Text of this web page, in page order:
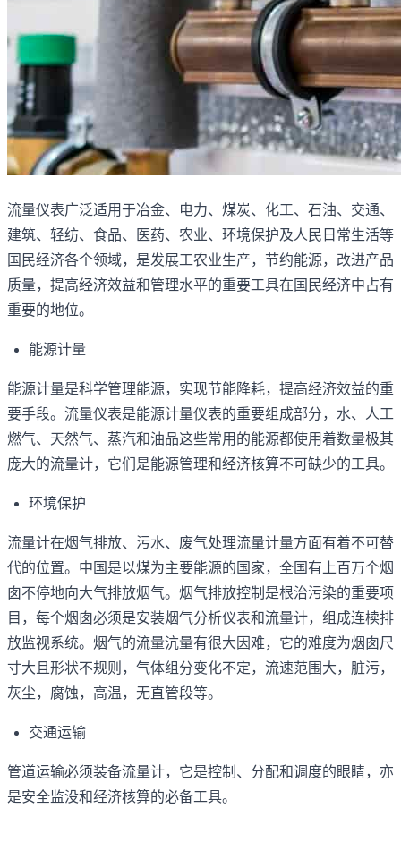
流量仪表广泛适用于冶金、电力、煤炭、化工、石油、交通、
建筑、轻纺、食品、医药、农业、环境保护及人民日常生活等
国民经济各个领域，是发展工农业生产，节约能源，改进产品
质量，提高经济效益和管理水平的重要工具在国民经济中占有
重要的地位。
能源计量
能源计量是科学管理能源，实现节能降耗，提高经济效益的重
要手段。流量仪表是能源计量仪表的重要组成部分，水、人工
燃气、天然气、蒸汽和油品这些常用的能源都使用着数量极其
庞大的流量计，它们是能源管理和经济核算不可缺少的工具。
环境保护
流量计在烟气排放、污水、废气处理流量计量方面有着不可替
代的位置。中国是以煤为主要能源的国家，全国有上百万个烟
囱不停地向大气排放烟气。烟气排放控制是根治污染的重要项
目，每个烟囱必须是安装烟气分析仪表和流量计，组成连椟排
放监视系统。烟气的流量沆量有很大因难，它的难度为烟囱尺
寸大且形状不规则，气体组分变化不定，流速范围大，脏污，
灰尘，腐蚀，高温，无直管段等。
交通运输
管道运输必须装备流量计，它是控制、分配和调度的眼睛，亦
是安全监没和经济核算的必备工具。